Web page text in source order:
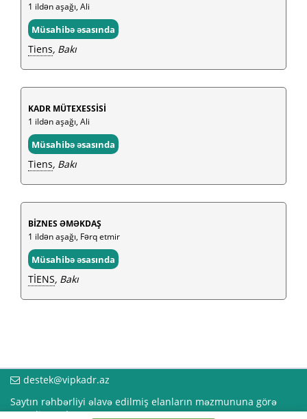
1 ildən aşağı, Ali
Müsahibə əsasında
Tiens, Bakı
KADR MÜTEXESSİSİ
1 ildən aşağı, Ali
Müsahibə əsasında
Tiens, Bakı
BİZNES ƏMƏKDAŞ
1 ildən aşağı, Fərq etmir
Müsahibə əsasında
TİENS, Bakı
destek@vipkadr.az
Saytın rəhbərliyi əlavə edilmiş elanların məzmununa görə
məsuliyyət daşımır!